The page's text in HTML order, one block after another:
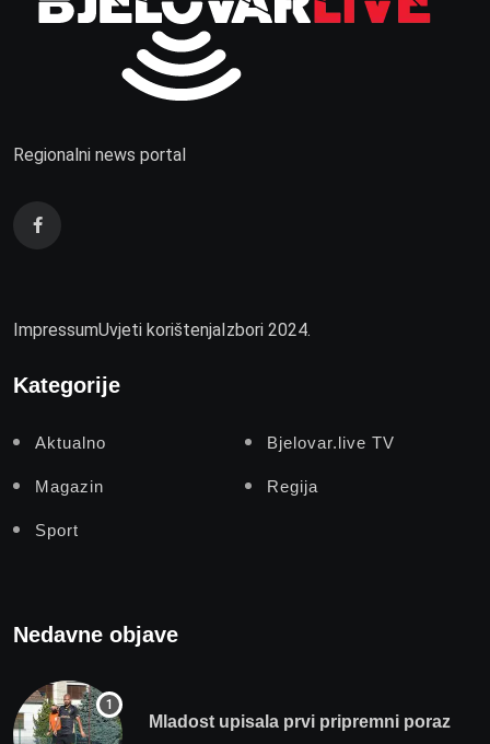
Regionalni news portal
ImpressumUvjeti korištenjaIzbori 2024.
Kategorije
Aktualno Bjelovar.live TV
Magazin Regija
Sport
Nedavne objave
Mladost upisala prvi pripremni poraz